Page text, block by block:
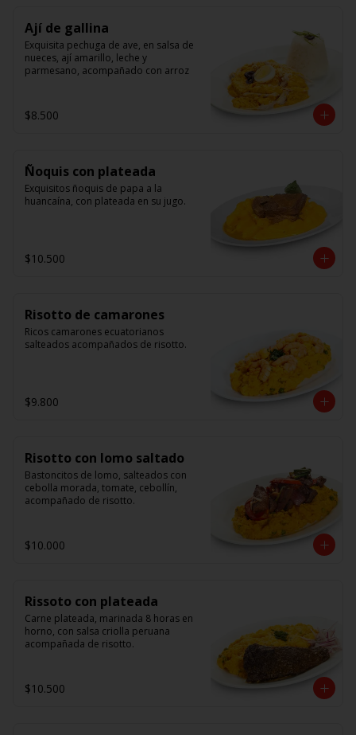
Ají de gallina
Exquisita pechuga de ave, en salsa de
nueces, ají amarillo, leche y
parmesano, acompañado con arroz
$8.500
Ñoquis con plateada
Exquisitos ñoquis de papa a la
huancaína, con plateada en su jugo.
$10.500
Risotto de camarones
Ricos camarones ecuatorianos
salteados acompañados de risotto.
$9.800
Risotto con lomo saltado
Bastoncitos de lomo, salteados con
cebolla morada, tomate, cebollín,
acompañado de risotto.
$10.000
Rissoto con plateada
Carne plateada, marinada 8 horas en
horno, con salsa criolla peruana
acompañada de risotto.
$10.500